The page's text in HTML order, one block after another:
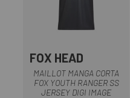
FOX HEAD
MAILLOT MANGA CORTA
FOX YOUTH RANGER SS
JERSEY DIGI IMAGE